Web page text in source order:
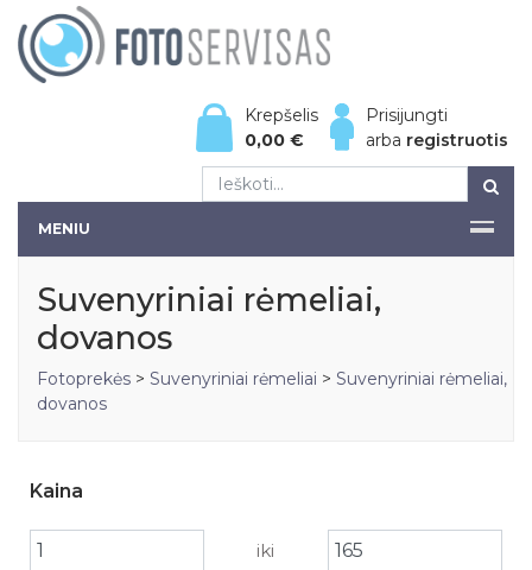
Prisijungti
arba registruotis
Krepšelis
0,00 €
MENIU
Suvenyriniai rėmeliai,
dovanos
Fotoprekės > Suvenyriniai rėmeliai > Suvenyriniai rėmeliai,
dovanos
Kaina
iki